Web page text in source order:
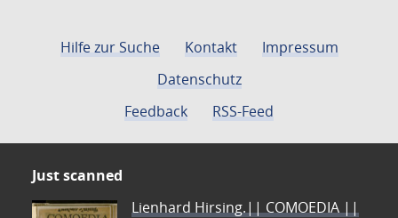
Hilfe zur Suche Kontakt
Impressum
Datenschutz
Feedback
RSS-Feed
Just scanned
Lienhard Hirsing.|| COMOEDIA ||